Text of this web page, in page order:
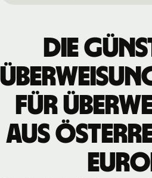
Die
für
aus